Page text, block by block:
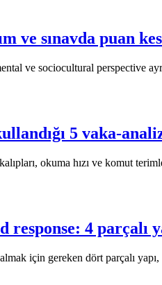
ve sınavda puan
ve sociocultural perspective
5 vaka-
okuma hızı ve komut
response: 4 parçalı
için gereken dört parçalı